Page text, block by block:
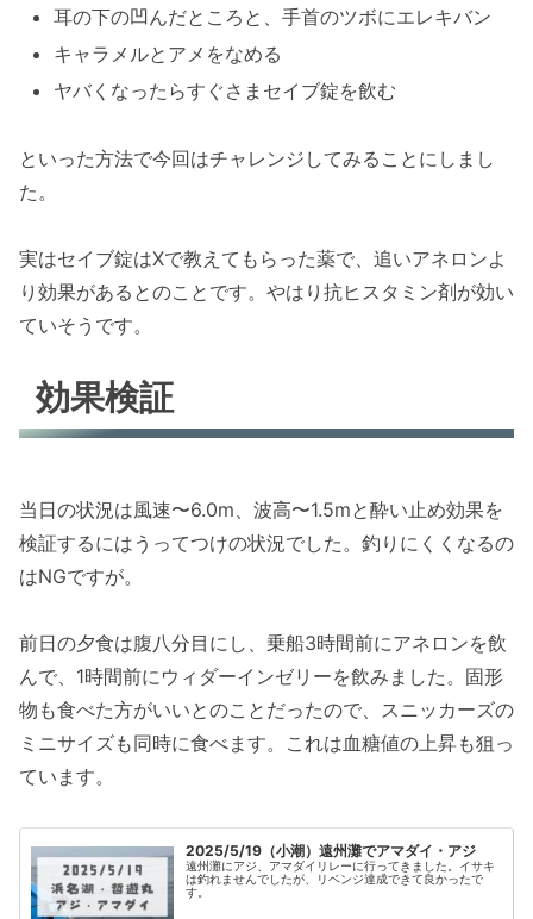
耳の下の凹んだところと、手首のツボにエレキバン
キャラメルとアメをなめる
ヤバくなったらすぐさまセイブ錠を飲む
といった方法で今回はチャレンジしてみることにしまし
た。
実はセイブ錠はXで教えてもらった薬で、追いアネロンよ
り効果があるとのことです。やはり抗ヒスタミン剤が効い
ていそうです。
効果検証
当日の状況は風速〜6.0m、波高〜1.5mと酔い止め効果を
検証するにはうってつけの状況でした。釣りにくくなるの
はNGですが。
前日の夕食は腹八分目にし、乗船3時間前にアネロンを飲
んで、1時間前にウィダーインゼリーを飲みました。固形
物も食べた方がいいとのことだったので、スニッカーズの
ミニサイズも同時に食べます。これは血糖値の上昇も狙っ
ています。
2025/5/19（小潮）遠州灘でアマダイ・アジ
遠州灘にアジ、アマダイリレーに行ってきました。イサキ
は釣れませんでしたが、リベンジ達成できて良かったで
す。